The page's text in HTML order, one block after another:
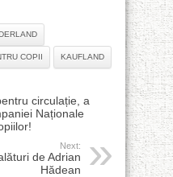
COPII KAUFLAND
circulație, a
Naționale
Next:
de Adrian
Hădean